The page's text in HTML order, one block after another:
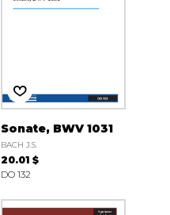
Sonate, BWV 1031
BACH J.S.
20.01 $
DO 132